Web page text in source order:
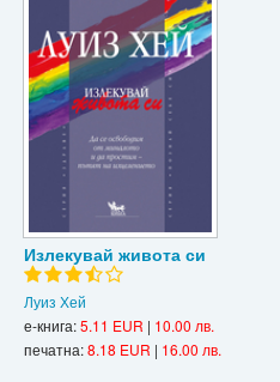
Излекувай живота си
Луиз Хей
е-книга:5.11 EUR | 10.00 лв.
печатна:8.18 EUR | 16.00 лв.